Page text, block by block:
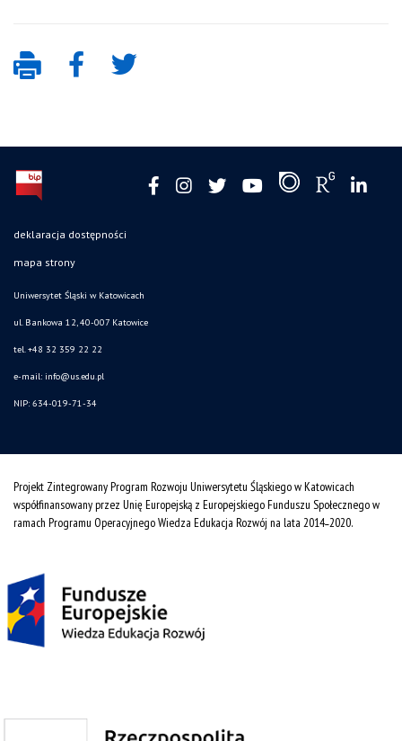
deklaracja dostępności
mapa strony
Uniwersytet Śląski w Katowicach
ul. Bankowa 12, 40-007 Katowice
tel. +48 32 359 22 22
e-mail: info@us.edu.pl
NIP: 634-019-71-34
Projekt Zintegrowany Program Rozwoju Uniwersytetu Śląskiego w Katowicach
współfinansowany przez Unię Europejską z Europejskiego Funduszu Społecznego w
ramach Programu Operacyjnego Wiedza Edukacja Rozwój na lata 2014˗2020.